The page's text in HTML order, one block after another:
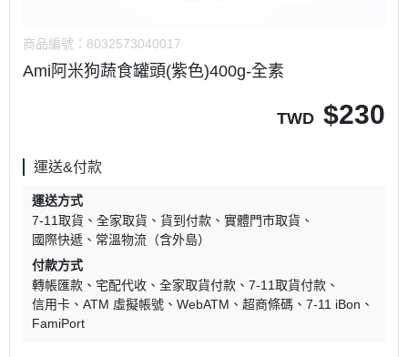
商品編號： 8032573040017
Ami阿米狗蔬食罐頭(紫色)400g-全素
TWD $230
運送&付款
運送方式
7-11取貨
全家取貨 貨到付款
實體門市取貨
國際快遞
常溫物流（含外島）
付款方式
轉帳匯款
宅配代收 全家取貨付款
7-11取貨付款
信用卡
ATM 虛擬帳號 WebATM 超商條碼
7-11 iBon
FamiPort